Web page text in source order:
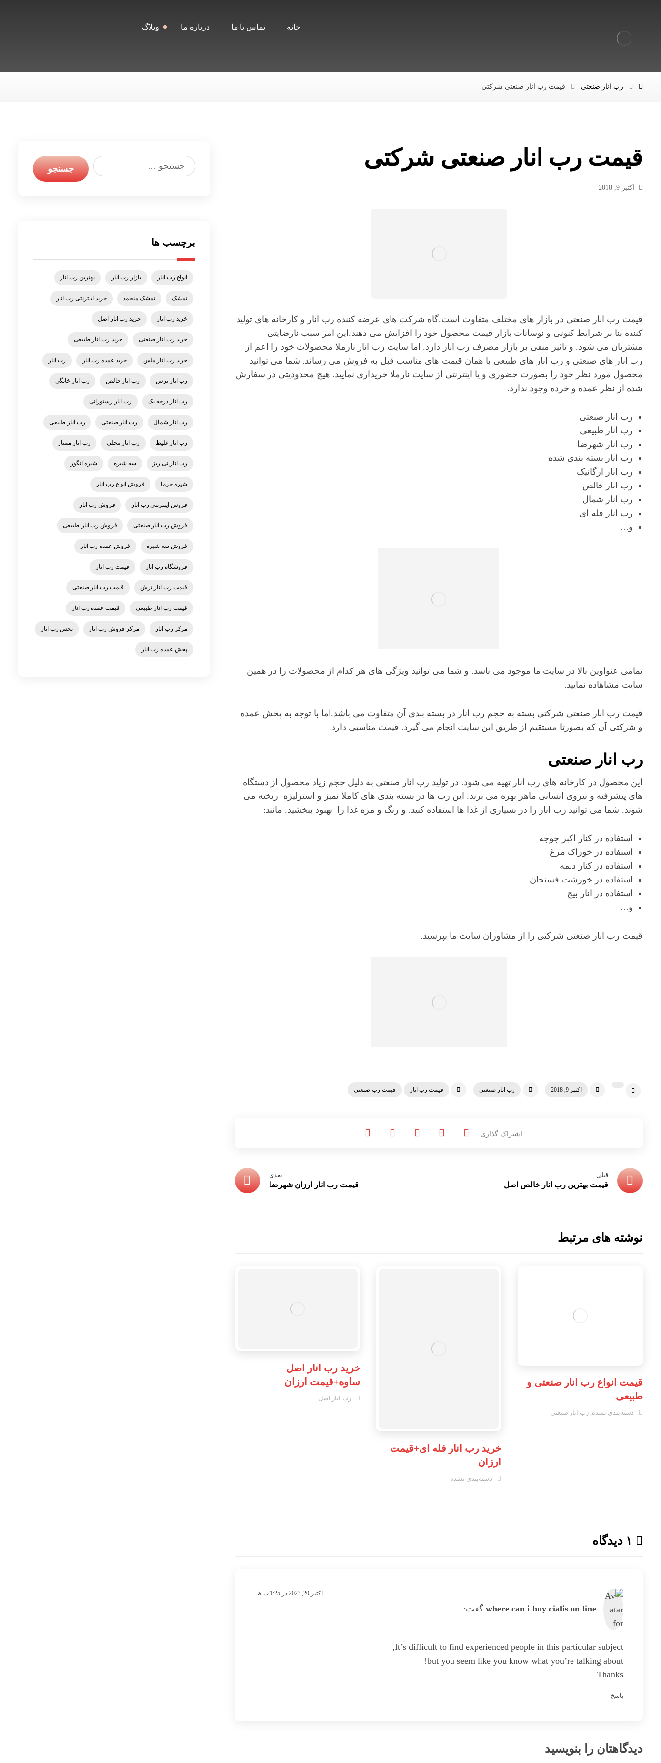
خانه تماس با ما درباره ما وبلاگ
رب انار صنعتی قیمت رب انار صنعتی شرکتی
قیمت رب انار صنعتی شرکتی
اکتبر 9, 2018
قیمت رب انار صنعتی در بازار های مختلف متفاوت است.گاه شرکت های عرضه کننده رب انار و کارخانه های تولید
کننده بنا بر شرایط کنونی و نوسانات بازار قیمت محصول خود را افزایش می دهند.این امر سبب نارضایتی
مشتریان می شود. و تاثیر منفی بر بازار مصرف رب انار دارد. اما سایت رب انار نارملا محصولات خود را اعم از
رب انار های صنعتی و رب انار های طبیعی با همان قیمت های مناسب قبل به فروش می رساند. شما می توانید
محصول مورد نظر خود را بصورت حضوری و یا اینترنتی از سایت نارملا خریداری نمایید. هیچ محدودیتی در سفارش
شده از نظر عمده و خرده وجود ندارد.
رب انار صنعتی
رب انار طبیعی
رب انار شهرضا
رب انار بسته بندی شده
رب انار ارگانیک
رب انار خالص
رب انار شمال
رب انار فله ای
و…
تمامی عنواوین بالا در سایت ما موجود می باشد. و شما می توانید ویژگی های هر کدام از محصولات را در همین
سایت مشاهاده نمایید.
قیمت رب انار صنعتی شرکتی بسته به حجم رب انار در بسته بندی آن متفاوت می باشد.اما با توجه به پخش عمده
و شرکتی آن که بصورتا مستقیم از طریق این سایت انجام می گیرد. قیمت مناسبی دارد.
رب انار صنعتی
این محصول در کارخانه های رب انار تهیه می شود. در تولید رب انار صنعتی به دلیل حجم زیاد محصول از دستگاه
های پیشرفته و نیروی انسانی ماهر بهره می برند. این رب ها در بسته بندی های کاملا تمیز و استرلیزه ریخته می
شوند. شما می توانید رب انار را در بسیاری از غذا ها استفاده کنید. و رنگ و مزه غذا را بهبود ببخشید. مانند:
استفاده در کنار اکبر جوجه
استفاده در خوراک مرغ
استفاده در کنار دلمه
استفاده در خورشت فسنجان
استفاده در انار بیج
و…
قیمت رب انار صنعتی شرکتی را از مشاوران سایت ما بپرسید.
اکتبر 9, 2018 رب انار صنعتی قیمت رب انار قیمت رب صنعتی
قبلی
قیمت بهترین رب انار خالص اصل
بعدی
قیمت رب انار ارزان شهرضا
نوشته های مرتبط
قیمت انواع رب انار صنعتی و
طبیعی
دسته‌بندی نشده, رب انار صنعتی
خرید رب انار فله ای+قیمت
ارزان
دسته‌بندی نشده
خرید رب انار اصل
ساوه+قیمت ارزان
رب انار اصل
۱ دیدگاه
where can i buy cialis on line گفت:
اکتبر 20, 2023 در 1:25 ب.ظ
It’s difficult to find experienced people in this particular subject,
but you seem like you know what you’re talking about!
Thanks
پاسخ
دیدگاهتان را بنویسید
برچسب ها
انواع رب انار بازار رب انار بهترین رب انار
تمشک تمشک منجمد خرید اینترنتی رب انار
خرید رب انار خرید رب انار اصل
خرید رب انار صنعتی خرید رب انار طبیعی
خرید رب انار ملس خرید عمده رب انار رب انار
رب انار ترش رب انار خالص رب انار خانگی
رب انار درجه یک رب انار رستورانی
رب انار شمال رب انار صنعتی رب انار طبیعی
رب انار غلیظ رب انار محلی رب انار ممتاز
رب انار نی ریز سه شیره شیره انگور
شیره خرما فروش انواع رب انار
فروش اینترنتی رب انار فروش رب انار
فروش رب انار صنعتی فروش رب انار طبیعی
فروش سه شیره فروش عمده رب انار
فروشگاه رب انار قیمت رب انار
قیمت رب انار ترش قیمت رب انار صنعتی
قیمت رب انار طبیعی قیمت عمده رب انار
مرکز رب انار مرکز فروش رب انار پخش رب انار
پخش عمده رب انار